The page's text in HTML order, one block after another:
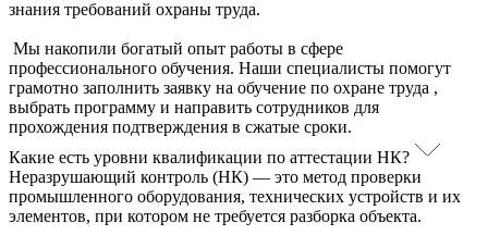
знания требований охраны труда.
Мы накопили богатый опыт работы в сфере
профессионального обучения. Наши специалисты помогут
грамотно заполнить заявку на обучение по охране труда ,
выбрать программу и направить сотрудников для
прохождения подтверждения в сжатые сроки.
Какие есть уровни квалификации по аттестации НК?
Неразрушающий контроль (НК) — это метод проверки
промышленного оборудования, технических устройств и их
элементов, при котором не требуется разборка объекта.